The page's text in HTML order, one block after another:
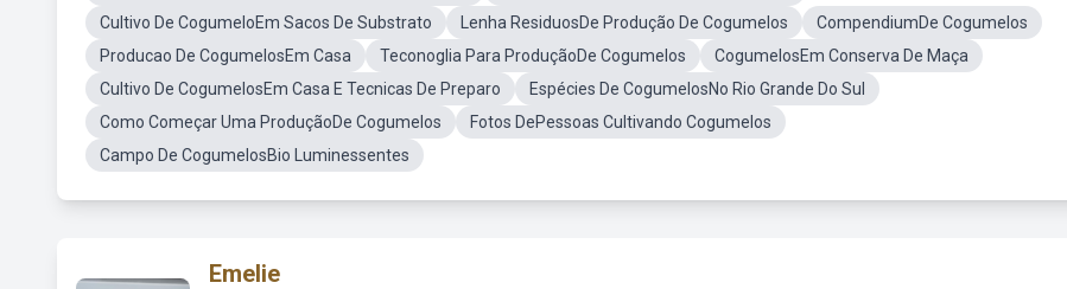
Cultivo De CogumeloEm Sacos De Substrato
Lenha ResiduosDe Produção De Cogumelos
CompendiumDe Cogumelos
Producao De CogumelosEm Casa
Teconoglia Para ProduçãoDe Cogumelos
CogumelosEm Conserva De Maça
Cultivo De CogumelosEm Casa E Tecnicas De Preparo
Espécies De CogumelosNo Rio Grande Do Sul
Como Começar Uma ProduçãoDe Cogumelos
Fotos DePessoas Cultivando Cogumelos
Campo De CogumelosBio Luminessentes
Emelie